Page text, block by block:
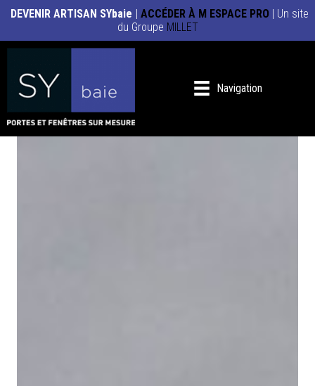
DEVENIR ARTISAN SYbaie | ACCÉDER À M ESPACE PRO| Un site
du Groupe MILLET
Navigation